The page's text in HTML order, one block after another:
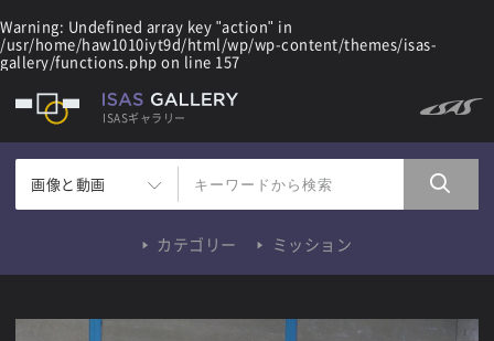
Warning: Undefined array key "action" in
/usr/home/haw1010iyt9d/html/wp/wp-content/themes/isas-
gallery/functions.php on line 157
ISASギャラリー
画像と動画
カテゴリー ミッション